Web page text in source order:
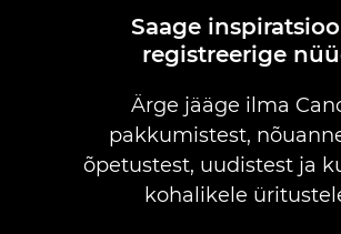
Saage
registreerige
Ärge jääge ilma
pakkumistest,
õpetustest, uudistest ja
kohalikele